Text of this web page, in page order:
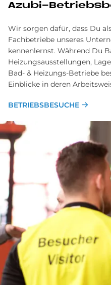
Azu­bi-
Wir sorgen dafür, dass Du
Fachbetriebe unseres
kennenlernst. Während Du
Heizungsausstellungen,
Bad- & Heizungs-Betriebe
Einblicke in deren
BETRIEBSBESUCHE